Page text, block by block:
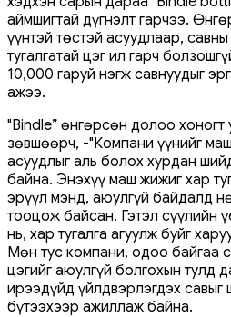
аймшигтай дүгнэлт гарчээ.
үүнтэй төстэй асуудлаар,
тугалгатай цэг ил гарч
10,000 гаруй нэгж савнуудыг
ажээ.
"Bindle” өнгөрсөн долоо хоногт
зөвшөөрч, -"Компани үүнийг
асуудлыг аль болох хурдан
байна. Энэхүү маш жижиг хар
эрүүл мэнд, аюулгүй байдалд
тооцож байсан. Гэтэл сүүлийн
нь, хар тугалга агуулж буйг
Мөн тус компани, одоо байгаа
цэгийг аюулгүй болгохын тулд
ирээдүйд үйлдвэрлэгдэх савыг
бүтээхээр ажиллаж байна.